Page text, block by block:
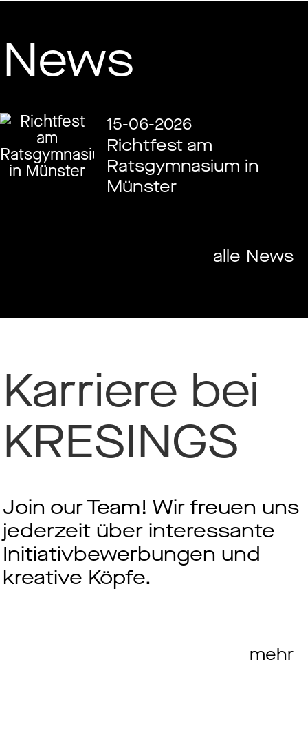
News
15-06-2026
Richtfest am
Ratsgymnasium in
Münster
alle News
Karriere bei
KRESINGS
Join our Team! Wir freuen uns
jederzeit über interessante
Initiativbewerbungen und
kreative Köpfe.
mehr